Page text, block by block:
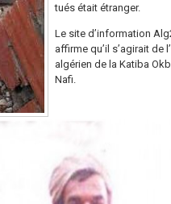
tués était étranger.
Le site d’information
affirme qu’il s’agirait de
algérien de la Katiba
Nafi.